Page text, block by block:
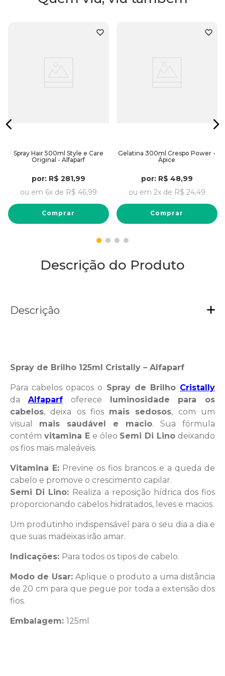
Spray Hair 500ml Style e Care
Original - Alfaparf
por: R$ 281,99
ou em 6x de R$ 46,99
Comprar
Gelatina 300ml Crespo Power -
Ápice
por: R$ 48,99
ou em 2x de R$ 24,49
Comprar
Descrição do Produto
Descrição
Spray de Brilho 125ml Cristally – Alfaparf
Para cabelos opacos o Spray de Brilho Cristally
da Alfaparf oferece luminosidade para os
cabelos, deixa os fios mais sedosos, com um
visual mais saudável e macio. Sua fórmula
contém vitamina Ee óleo Semi Di Lino deixando
os fios mais maleáveis.
Vitamina E: Previne os fios brancos e a queda de
cabelo e promove o crescimento capilar.
Semi Di Lino: Realiza a reposição hídrica dos fios
proporcionando cabelos hidratados, leves e macios.
Um produtinho indispensável para o seu dia a dia e
que suas madeixas irão amar.
Indicações: Para todos os tipos de cabelo.
Modo de Usar:Aplique o produto a uma distância
de 20 cm para que pegue por toda a extensão dos
fios.
Embalagem: 125ml